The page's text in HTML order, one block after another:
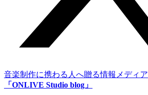
音楽制作に携わる人へ贈る情報メディア
「ONLIVE Studio blog」